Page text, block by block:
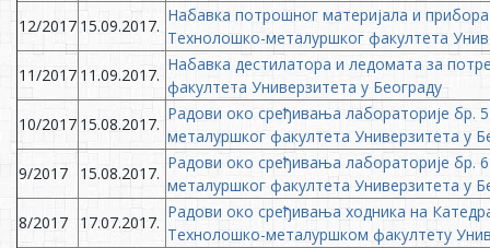
12/2017 15.09.2017.
Набавка потрошног материјала и
Технолошко-металуршког факултета
11/2017 11.09.2017.
Набавка дестилатора и ледомата за
факултета Универзитета у Београду
10/2017 15.08.2017.
Радови око сређивања лабораторије бр.
металуршког факултета Универзитета у
9/2017
15.08.2017.
Радови око сређивања лабораторије бр.
металуршког факултета Универзитета у
8/2017
17.07.2017.
Радови око сређивања ходника на
Технолошко-металуршком факултету